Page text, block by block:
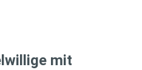
mit